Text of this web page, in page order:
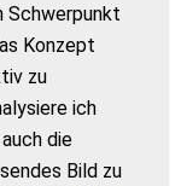
Schwerpunkt
Konzept
zu
ich
die
Bild zu